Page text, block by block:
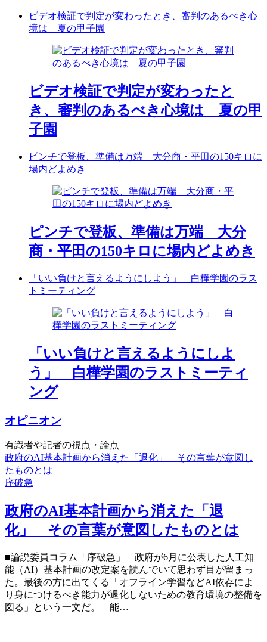
ビデオ検証で判定が変わったとき、審判のあるべき心
境は 夏の甲子園
ビデオ検証で判定が変わったと
き、審判のあるべき心境は 夏の甲
子園
ピンチで登板、準備は万端 大分商・平田の150キロに
場内どよめき
ピンチで登板、準備は万端 大分
商・平田の150キロに場内どよめき
「いい負けと言えるようにしよう」 白樺学園のラス
トミーティング
「いい負けと言えるようにしよ
う」 白樺学園のラストミーティ
ング
オピニオン
有識者や記者の視点・論点
政府のAI基本計画から消えた「退化」 その言葉が意図し
たものとは
序破急
政府のAI基本計画から消えた「退
化」 その言葉が意図したものとは
■論説委員コラム「序破急」 政府が6月に公表した人工知
能（AI）基本計画の改定案を読んでいて思わず目が留まっ
た。最後の方に出てくる「オフライン学習などAI依存によ
り身につけるべき能力が退化しないための教育環境の整備を
図る」という一文だ。 能…